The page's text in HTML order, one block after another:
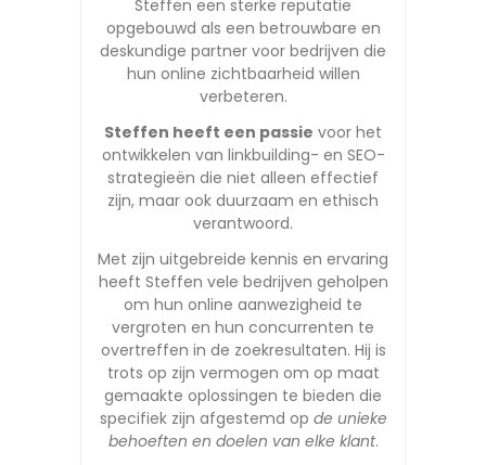
Steffen een sterke reputatie
opgebouwd als een betrouwbare en
deskundige partner voor bedrijven die
hun online zichtbaarheid willen
verbeteren.
Steffen heeft een passie voor het
ontwikkelen van linkbuilding- en SEO-
strategieën die niet alleen effectief
zijn, maar ook duurzaam en ethisch
verantwoord.
Met zijn uitgebreide kennis en ervaring
heeft Steffen vele bedrijven geholpen
om hun online aanwezigheid te
vergroten en hun concurrenten te
overtreffen in de zoekresultaten. Hij is
trots op zijn vermogen om op maat
gemaakte oplossingen te bieden die
specifiek zijn afgestemd op de unieke
behoeften en doelen van elke klant.